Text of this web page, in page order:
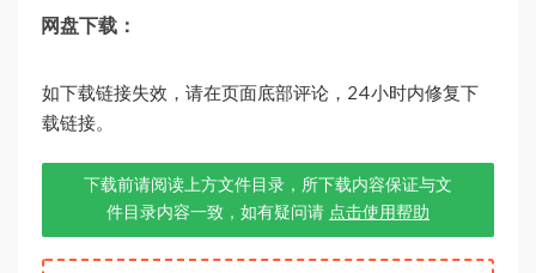
网盘下载：
如下载链接失效，请在页面底部评论，24小时内修复下
载链接。
下载前请阅读上方文件目录，所下载内容保证与文
件目录内容一致，如有疑问请 点击使用帮助